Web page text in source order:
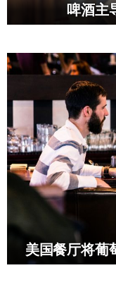
啤酒主
美国餐厅将葡